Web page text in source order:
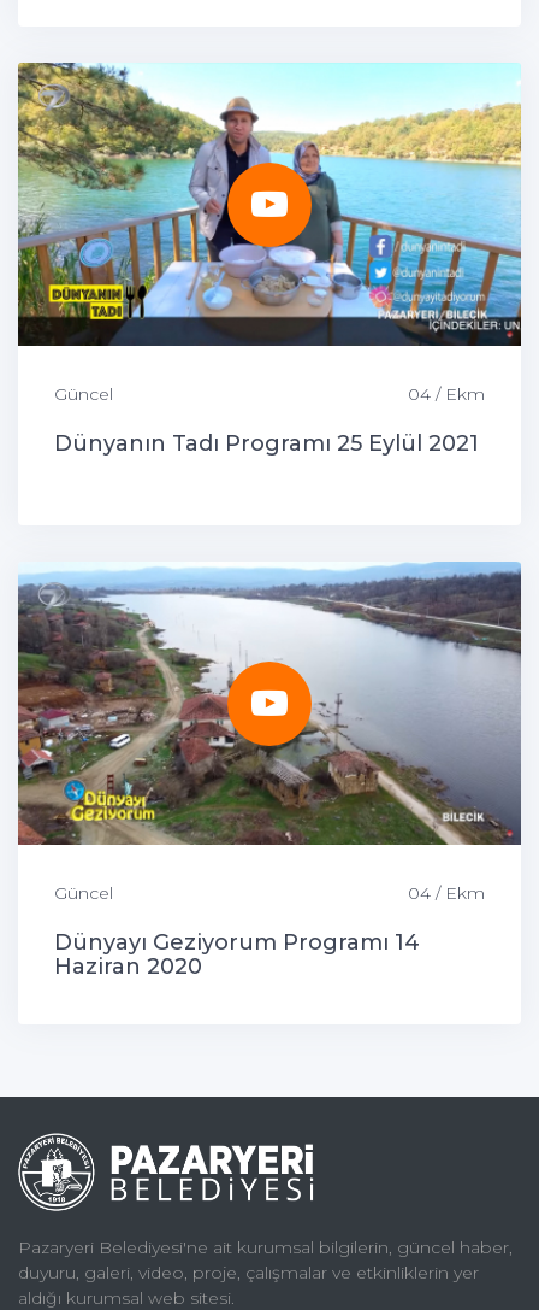
Güncel 04 / Ekm
Dünyanın Tadı Programı 25 Eylül 2021
Güncel 04 / Ekm
Dünyayı Geziyorum Programı 14
Haziran 2020
Pazaryeri Belediyesi'ne ait kurumsal bilgilerin, güncel haber,
duyuru, galeri, video, proje, çalışmalar ve etkinliklerin yer
aldığı kurumsal web sitesi.